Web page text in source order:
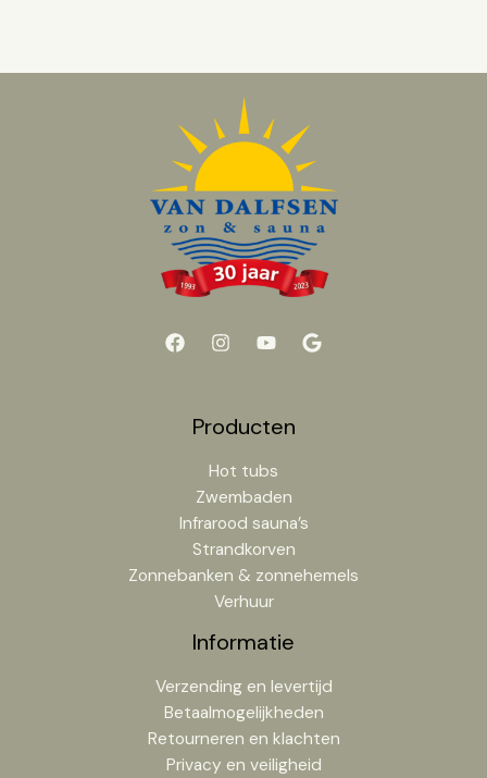
Producten
Hot tubs
Zwembaden
Infrarood sauna’s
Strandkorven
Zonnebanken & zonnehemels
Verhuur
Informatie
Verzending en levertijd
Betaalmogelijkheden
Retourneren en klachten
Privacy en veiligheid